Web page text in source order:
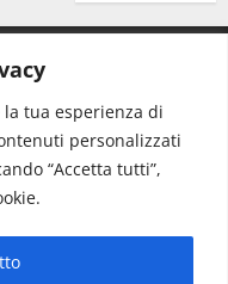
tua esperienza di
personalizzati
“Accetta tutti”,